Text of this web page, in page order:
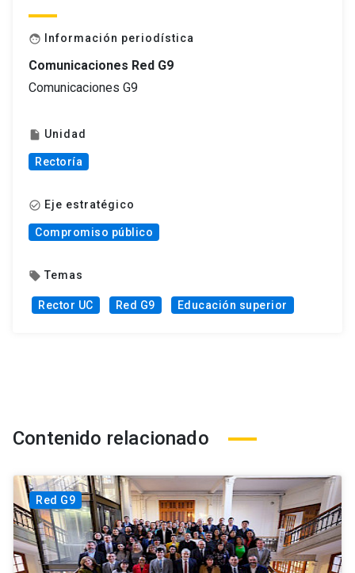
face Información periodística
Comunicaciones Red G9
Comunicaciones G9
insert_drive_file Unidad
Rectoría
check_circle_outline Eje estratégico
Compromiso público
local_offer Temas
Rector UC Red G9 Educación superior
Contenido relacionado
Red G9